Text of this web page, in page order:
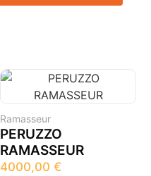
Ramasseur
PERUZZO
RAMASSEUR
4000,00 €